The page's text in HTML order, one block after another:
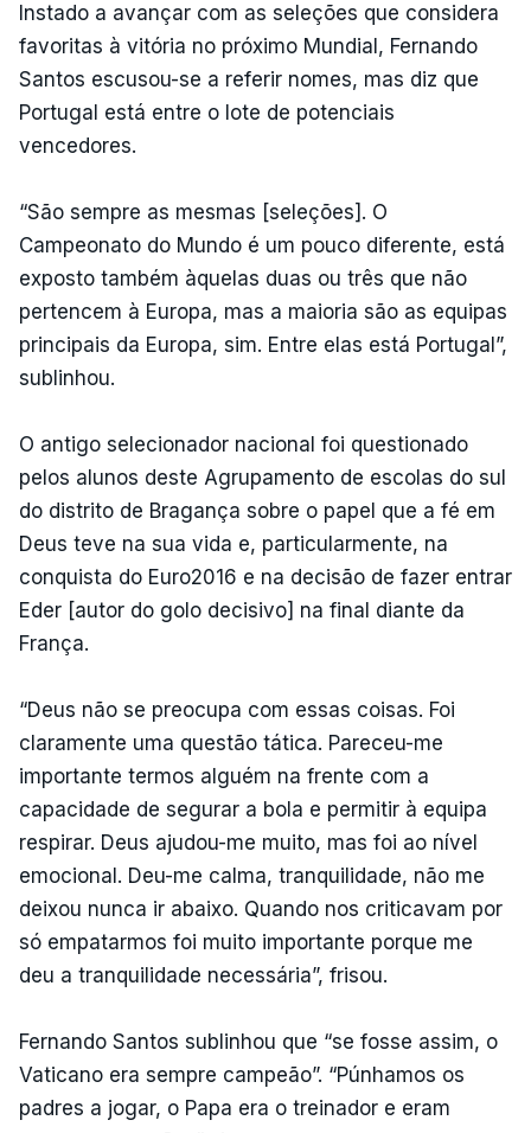
Instado a avançar com as seleções que considera
favoritas à vitória no próximo Mundial, Fernando
Santos escusou-se a referir nomes, mas diz que
Portugal está entre o lote de potenciais
vencedores.
“São sempre as mesmas [seleções]. O
Campeonato do Mundo é um pouco diferente, está
exposto também àquelas duas ou três que não
pertencem à Europa, mas a maioria são as equipas
principais da Europa, sim. Entre elas está Portugal”,
sublinhou.
O antigo selecionador nacional foi questionado
pelos alunos deste Agrupamento de escolas do sul
do distrito de Bragança sobre o papel que a fé em
Deus teve na sua vida e, particularmente, na
conquista do Euro2016 e na decisão de fazer entrar
Eder [autor do golo decisivo] na final diante da
França.
“Deus não se preocupa com essas coisas. Foi
claramente uma questão tática. Pareceu-me
importante termos alguém na frente com a
capacidade de segurar a bola e permitir à equipa
respirar. Deus ajudou-me muito, mas foi ao nível
emocional. Deu-me calma, tranquilidade, não me
deixou nunca ir abaixo. Quando nos criticavam por
só empatarmos foi muito importante porque me
deu a tranquilidade necessária”, frisou.
Fernando Santos sublinhou que “se fosse assim, o
Vaticano era sempre campeão”. “Púnhamos os
padres a jogar, o Papa era o treinador e eram